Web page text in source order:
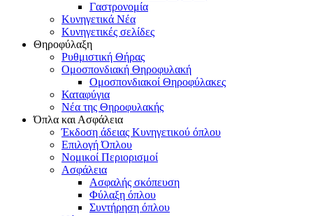
Γαστρονομία
Κυνηγετικά Νέα
Κυνηγετικές σελίδες
Θηροφύλαξη
Ρυθμιστική Θήρας
Ομοσπονδιακή Θηροφυλακή
Oμοσπονδιακοί Θηροφύλακες
Καταφύγια
Νέα της Θηροφυλακής
Όπλα και Ασφάλεια
Έκδοση άδειας Κυνηγετικού όπλου
Επιλογή Όπλου
Νομικοί Περιορισμοί
Ασφάλεια
Ασφαλής σκόπευση
Φύλαξη όπλου
Συντήρηση όπλου